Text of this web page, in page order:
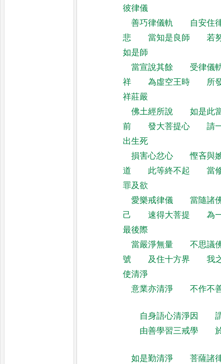
彼律儀
善巧律儀軌
自安住
悲
當知是良師
若
如是師
當宣說其餘
受律儀
祥
為虛空王時
所
祥莊嚴
佛土經所說
如是此
前
發大菩提心
請
出生死
損害心忿心
慳吝與
道
此等終不起
當
罪及欲
愛樂戒律儀
當隨諸
己
速得大菩提
為
最後際
當嚴淨無量
不思議
號
及住十方界
我
使清淨
意業亦清淨
不作不
自身語心清淨因
由善學習三戒學
如是勤清淨 菩薩諸